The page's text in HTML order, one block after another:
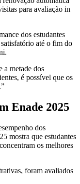
para avaliação in
dos estudantes
até o fim do
a metade dos
é possível que os
Enade 2025
dos
mostra que estudantes
os melhores
foram avaliados